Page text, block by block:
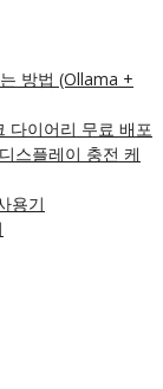
방법 (Ollama +
다이어리 무료 배포
스플레이 충전 케
용기